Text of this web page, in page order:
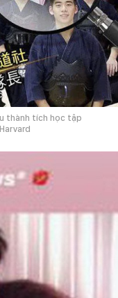
thành tích học tập